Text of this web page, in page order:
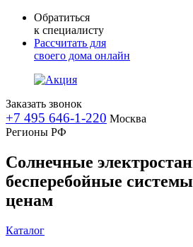
Обратиться
к специалисту
Рассчитать для
своего дома онлайн
Заказать звонок
+7 495 646-1-220 Москва
Регионы РФ
Солнечные
бесперебойные
ценам
Каталог